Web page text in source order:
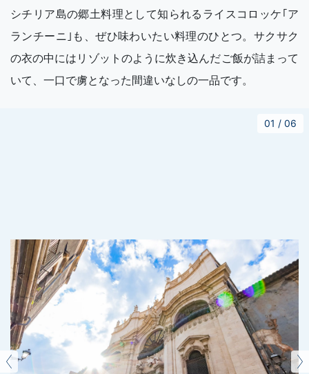
シチリア島の郷土料理として知られるライスコロッケ｢ア
ランチーニ｣も、ぜひ味わいたい料理のひとつ。サクサク
の衣の中にはリゾットのように炊き込んだご飯が詰まって
いて、一口で虜となった間違いなしの一品です。
01 / 06